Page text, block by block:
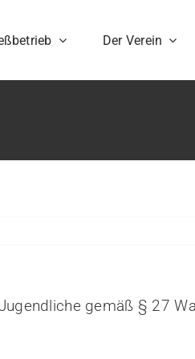
Der Verein
gemäß § 27